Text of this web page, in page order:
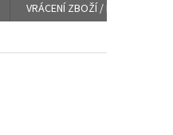
VRÁCENÍ ZBOŽÍ / REKLAMACE